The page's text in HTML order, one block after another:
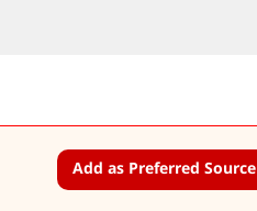
Add as Preferred Source